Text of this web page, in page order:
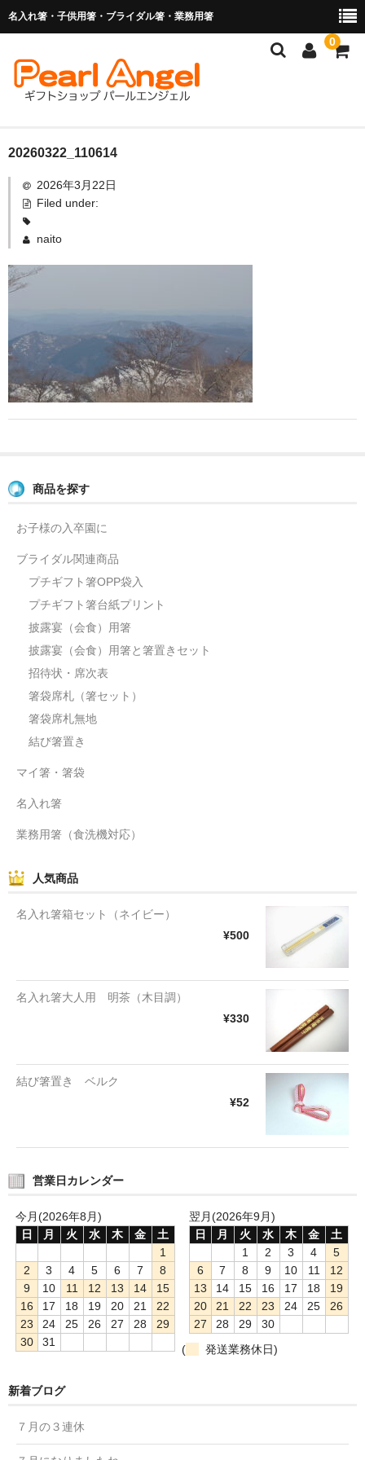
名入れ箸・子供用箸・ブライダル箸・業務用箸
0
商品を探す
お子様の入卒園に
ご利用ガイド
よくあるご質問
20260322_110614
2026年3月22日
Filed under:
naito
商品を探す
お子様の入卒園に
ブライダル関連商品
プチギフト箸OPP袋入
プチギフト箸台紙プリント
披露宴（会食）用箸
披露宴（会食）用箸と箸置きセット
招待状・席次表
箸袋席札（箸セット）
箸袋席札無地
結び箸置き
マイ箸・箸袋
名入れ箸
業務用箸（食洗機対応）
人気商品
名入れ箸箱セット（ネイビー）
¥500
名入れ箸大人用 明茶（木目調）
¥330
結び箸置き ベルク
¥52
営業日カレンダー
今月(2026年8月)
日
月 火 水 木 金
土
1
2
3 4 5 6 7
8
9
10 11 12 13 14
15
16
17 18 19 20 21
22
23
24 25 26 27 28
29
30
31
翌月(2026年9月)
日
月 火 水 木 金
土
1
2 3 4
5
6
7 8 9 10 11
12
13
14 15 16 17 18
19
20
21 22 23 24 25
26
27
28 29
30
(
発送業務休日)
新着ブログ
７月の３連休